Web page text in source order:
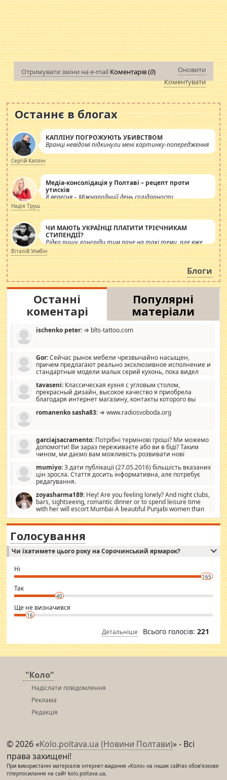
Отримувати зміни на e-mail Коментарів (0)
Оновити
Коментувати
Останнє в блогах
КАПЛІНУ ПОГРОЖУЮТЬ УБИВСТВОМ
Вранці невідомі підкинули мені картинку-попередження
Сергій Каплін
Медіа-консолідація у Полтаві – рецепт проти
утисків
8 вересня – Міжнародний день солідарності
журналістів.
Надія Труш
ЧИ МАЮТЬ УКРАЇНЦІ ПЛАТИТИ ТРІЄЧНИКАМ
СТИПЕНДІЇ?
Рідко пишу лонгріди тим паче на такі теми, але вже
просто дістало! Обурюють сьогоднішні інсенуації
навколо стипендіального питання. Штучно
роздувається ще одна соціальна катастрофа.
Віталій Улибін
Блоги
Останні
коментарі
Популярні
матеріали
ischenko peter: ⇒ blts-tattoo.com
Gor:Сейчас рынок мебели чрезвычайно насыщен,
причем предлагают реально эксклюзивное исполнение и
стандартные модели малых серий кухонь, пока видел
стандартные формы, в MebelOk, креативненько и что главное -
со вкусом все в порядке, без ненужных наворотов удорожающих
мебель, а это не последний фактор.
tavaseni: Классическая кухня с угловым столом,
прекрасный дизайн, высокое качество я приобрела
благодаря интернет магазину, контакты которого вы
romanenko sasha83: ⇒ www.radiosvoboda.org
garciajsacramento: Потрібні термінові гроші? Ми можемо
допомогти! Ви зараз переживаєте або ви в біді? Таким
чином, ми даємо вам можливість розвивати нові
допомагати людям, які намагаються дати їм шанс. Кожен
заслуговує на другий шанс, і, оскільки влада не зможе, вони
повинні приймати від інших. Для нас нема багато суми, і зрілість
витрат, а тільки узгоджених сум і нічого іншого. Не чекайте і не
коментуйте цей пост. Введіть суму, яку ви хочете подати, і ми
зв'яжемося з вами з усіма варіантами. зв'яжіться з нами
сьогодні на garciajsacramento@gmail.com Вам потрібні термінові
гроші? Ми можемо допомогти!
mumiyo:З дати публікації (27.05.2016) більшість вказаних
цін зросла. Стаття досить інформативна, але потребує
редагування.
zoyasharma189: Hey! Are you feeling lonely? And night clubs,
bars, sightseeing, romantic dinner or to spend leisure time
with her will escort Mumbai A beautiful Punjabi women than
sexy escort companion in arms that you guys feel like 5 star luxury
hotel had to spend the night in their search for loved solitaire free
woman "Love Solitaire" beautiful figure and shapely body shapes.
Independent escort in Mumbai, truthful, friendly and cheerful girl.
WhatsApp via an easily can see the latest pictures of her body and the
want to meet new people. Sakshi Mirchandani health and figure
conscious in order to keep yourself fit and regularly go to the health
club.
⇒ sakshimirchandani.com
Голосування
Чи їхатимете цього року на Сорочинський ярмарок?
Ні
165
Так
40
Ще не визначився
16
Детальніше Всього голосів: 221
"Коло"
Надіслати повідомлення
Реклама
Редакція
© 2026 «Kolo.poltava.ua (Новини Полтави)» - Всі
права захищені!
При використанні матеріалів інтернет-видання «Коло» на інших сайтах обов’язкове
гіперпосилання на сайт kolo.poltava.ua,